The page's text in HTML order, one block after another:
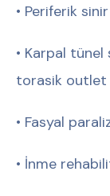
• Periferik
• Karpal
torasik outlet
• Fasyal
• İnme